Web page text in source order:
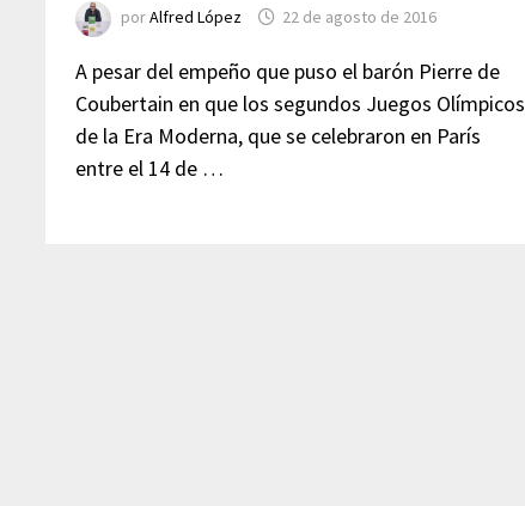
porAlfred López 22 de agosto de 2016
A pesar del empeño que puso el barón Pierre de
Coubertain en que los segundos Juegos Olímpicos
de la Era Moderna, que se celebraron en París
entre el 14 de …